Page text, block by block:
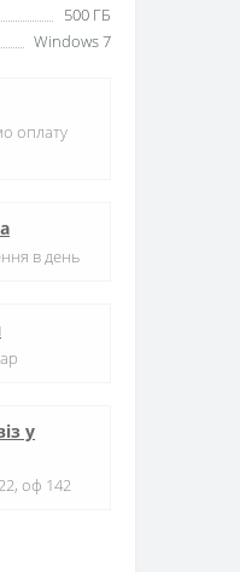
500 ГБ
Windows 7
оплату
в день
у
оф 142